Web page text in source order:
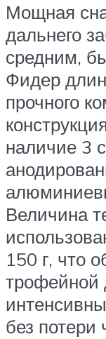
Мощная
дальнего
средним,
Фидер
прочного
наличие 3
Величина
150 г, что
трофейной
без потери